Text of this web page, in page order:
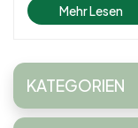
Mehr Lesen
KATEGORIEN